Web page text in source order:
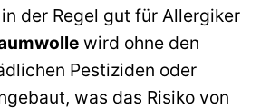
der Regel gut für Allergiker
wird ohne den
Pestiziden oder
was das Risiko von